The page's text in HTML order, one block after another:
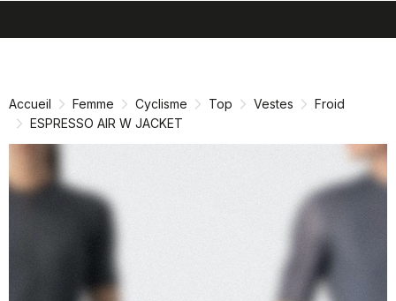
directement
navigation
directement
Accueil Femme Cyclisme Top Vestes
Froid
ESPRESSO AIR W JACKET